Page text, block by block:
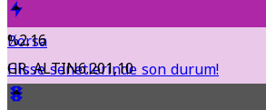
Borsa
Hisse senetlerinde son durum!
%2.16
GR. ALTIN6.201,10